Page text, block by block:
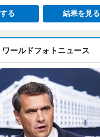
る 結果を見る
ワールドフォトニュース